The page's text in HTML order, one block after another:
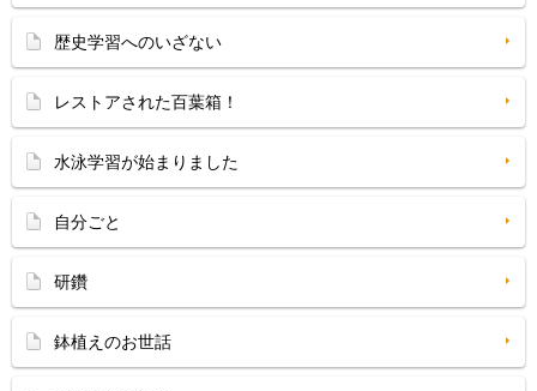
歴史学習へのいざない
レストアされた百葉箱！
水泳学習が始まりました
自分ごと
研鑽
鉢植えのお世話